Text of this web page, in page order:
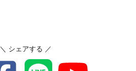
＼ シェアする ／